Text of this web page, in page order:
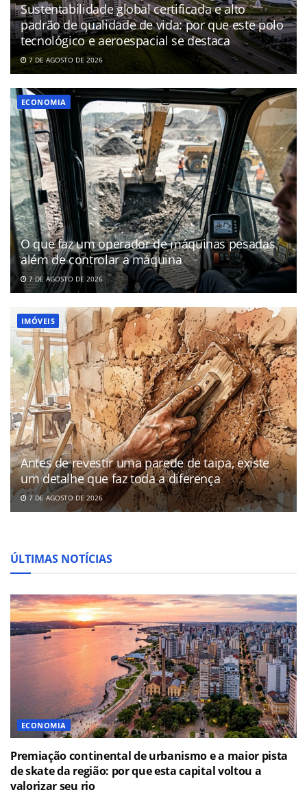
Sustentabilidade global certificada e alto
padrão de qualidade de vida: por que este polo
tecnológico e aeroespacial se destaca
7 DE AGOSTO DE 2026
ECONOMIA
O que faz um operador de máquinas pesadas
além de controlar a máquina
7 DE AGOSTO DE 2026
IMÓVEIS
Antes de revestir uma parede de taipa, existe
um detalhe que faz toda a diferença
7 DE AGOSTO DE 2026
ÚLTIMAS NOTÍCIAS
ECONOMIA
Premiação continental de urbanismo e a maior pista
de skate da região: por que esta capital voltou a
valorizar seu rio